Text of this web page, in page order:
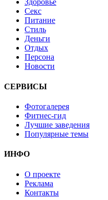
Здоровье
Секс
Питание
Стиль
Деньги
Отдых
Персона
Новости
СЕРВИСЫ
Фотогалерея
Фитнес-гид
Лучшие заведения
Популярные темы
ИНФО
О проекте
Реклама
Контакты